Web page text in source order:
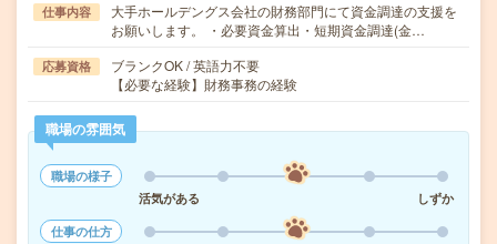
仕事内容
大手ホールデングス会社の財務部門にて資金調達の支援を
お願いします。 ・必要資金算出・短期資金調達(金…
応募資格
ブランクOK / 英語力不要
【必要な経験】財務事務の経験
職場の雰囲気
職場の様子
活気がある
しずか
仕事の仕方